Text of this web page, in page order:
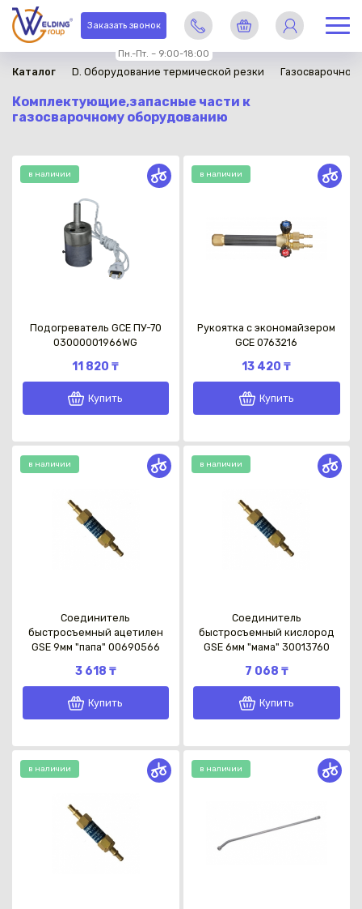
Заказать звонок
Пн.-Пт. – 9:00-18:00
Каталог D. Оборудование термической резки
Комплектующие,запасные части к
газосварочному оборудованию
в наличии
Подогреватель GCE ПУ-70
03000001966WG
11 820 ₸
Купить
в наличии
Рукоятка с экономайзером
GCE 0763216
13 420 ₸
Купить
в наличии
Соединитель
быстросъемный ацетилен
GSE 9мм "папа" 00690566
3 618 ₸
Купить
в наличии
Соединитель
быстросъемный кислород
GSE 6мм "мама" 30013760
7 068 ₸
Купить
в наличии в наличии